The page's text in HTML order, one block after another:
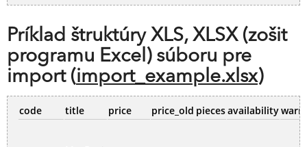
Príklad štruktúry XLS, XLSX (zošit
programu Excel) súboru pre
import (import_example.xlsx)
code title price price_old piecesavailability